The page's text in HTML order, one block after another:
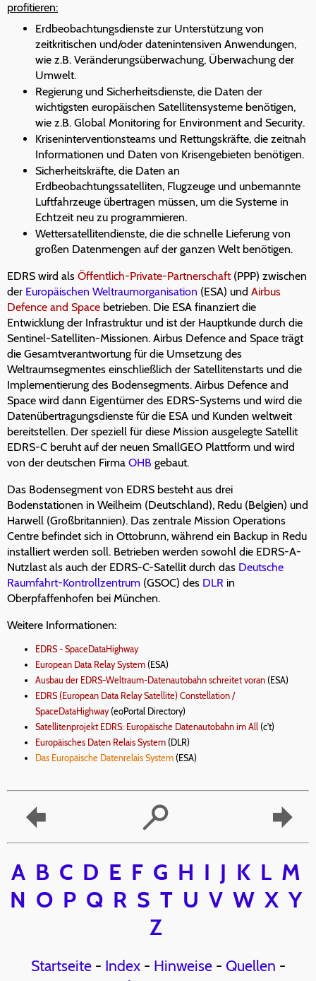
profitieren:
Erdbeobachtungsdienste zur Unterstützung von
zeitkritischen und/oder datenintensiven Anwendungen,
wie z.B. Veränderungsüberwachung, Überwachung der
Umwelt.
Regierung und Sicherheitsdienste, die Daten der
wichtigsten europäischen Satellitensysteme benötigen,
wie z.B. Global Monitoring for Environment and Security.
Kriseninterventionsteams und Rettungskräfte, die zeitnah
Informationen und Daten von Krisengebieten benötigen.
Sicherheitskräfte, die Daten an
Erdbeobachtungssatelliten, Flugzeuge und unbemannte
Luftfahrzeuge übertragen müssen, um die Systeme in
Echtzeit neu zu programmieren.
Wettersatellitendienste, die die schnelle Lieferung von
großen Datenmengen auf der ganzen Welt benötigen.
EDRS wird als Öffentlich-Private-Partnerschaft(PPP) zwischen
der Europäischen Weltraumorganisation (ESA) und Airbus
Defence and Space betrieben. Die ESA finanziert die
Entwicklung der Infrastruktur und ist der Hauptkunde durch die
Sentinel-Satelliten-Missionen. Airbus Defence and Space trägt
die Gesamtverantwortung für die Umsetzung des
Weltraumsegmentes einschließlich der Satellitenstarts und die
Implementierung des Bodensegments. Airbus Defence and
Space wird dann Eigentümer des EDRS-Systems und wird die
Datenübertragungsdienste für die ESA und Kunden weltweit
bereitstellen. Der speziell für diese Mission ausgelegte Satellit
EDRS-C beruht auf der neuen SmallGEO Plattform und wird
von der deutschen Firma OHB gebaut.
Das Bodensegment von EDRS besteht aus drei
Bodenstationen in Weilheim (Deutschland), Redu (Belgien) und
Harwell (Großbritannien). Das zentrale Mission Operations
Centre befindet sich in Ottobrunn, während ein Backup in Redu
installiert werden soll. Betrieben werden sowohl die EDRS-A-
Nutzlast als auch der EDRS-C-Satellit durch das Deutsche
Raumfahrt-Kontrollzentrum (GSOC) des DLR in
Oberpfaffenhofen bei München.
Weitere Informationen:
EDRS - SpaceDataHighway
European Data Relay System (ESA)
Ausbau der EDRS-Weltraum-Datenautobahn schreitet voran (ESA)
EDRS (European Data Relay Satellite) Constellation /
SpaceDataHighway(eoPortal Directory)
Satellitenprojekt EDRS: Europäische Datenautobahn im All
(c't)
Europäisches Daten Relais System (DLR)
Das Europäische Datenrelais System (ESA)
A B C D E F G H I J K L M
N O P Q R S T U V W X Y
Z
Startseite- Index- Hinweise- Quellen -